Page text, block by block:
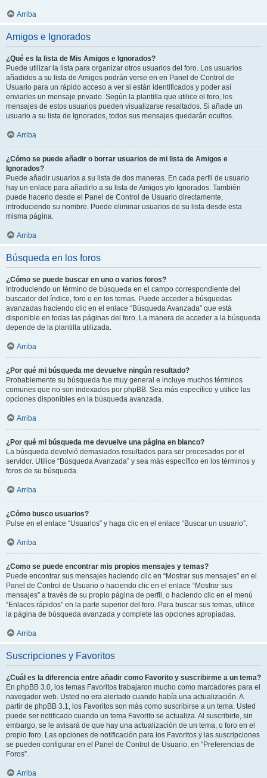
Arriba
Amigos e Ignorados
¿Qué es la lista de Mis Amigos e Ignorados?
Puede utilizar la lista para organizar otros usuarios del foro. Los usuarios
añadidos a su lista de Amigos podrán verse en en Panel de Control de
Usuario para un rápido acceso a ver si están identificados y poder así
enviarles un mensaje privado. Según la plantilla que utilice el foro, los
mensajes de estos usuarios pueden visualizarse resaltados. Si añade un
usuario a su lista de Ignorados, todos sus mensajes quedarán ocultos.
Arriba
¿Cómo se puede añadir o borrar usuarios de mi lista de Amigos e
Ignorados?
Puede añadir usuarios a su lista de dos maneras. En cada perfil de usuario
hay un enlace para añadirlo a su lista de Amigos y/o Ignorados. También
puede hacerlo desde el Panel de Control de Usuario directamente,
introduciendo su nombre. Puede eliminar usuarios de su lista desde esta
misma página.
Arriba
Búsqueda en los foros
¿Cómo se puede buscar en uno o varios foros?
Introduciendo un término de búsqueda en el campo correspondiente del
buscador del índice, foro o en los temas. Puede acceder a búsquedas
avanzadas haciendo clic en el enlace “Búsqueda Avanzada” que está
disponible en todas las páginas del foro. La manera de acceder a la búsqueda
depende de la plantilla utilizada.
Arriba
¿Por qué mi búsqueda me devuelve ningún resultado?
Probablemente su búsqueda fue muy general e incluye muchos términos
comunes que no son indexados por phpBB. Sea más específico y utilice las
opciones disponibles en la búsqueda avanzada.
Arriba
¿Por qué mi búsqueda me devuelve una página en blanco?
La búsqueda devolvió demasiados resultados para ser procesados por el
servidor. Utilice “Búsqueda Avanzada” y sea más específico en los términos y
foros de su búsqueda.
Arriba
¿Cómo busco usuarios?
Pulse en el enlace “Usuarios” y haga clic en el enlace “Buscar un usuario”.
Arriba
¿Como se puede encontrar mis propios mensajes y temas?
Puede encontrar sus mensajes haciendo clic en “Mostrar sus mensajes” en el
Panel de Control de Usuario o haciendo clic en el enlace “Mostrar sus
mensajes” a través de su propio página de perfil, o haciendo clic en el menú
“Enlaces rápidos” en la parte superior del foro. Para buscar sus temas, utilice
la página de búsqueda avanzada y complete las opciones apropiadas.
Arriba
Suscripciones y Favoritos
¿Cuál es la diferencia entre añadir como Favorito y suscribirme a un tema?
En phpBB 3.0, los temas Favoritos trabajaron mucho como marcadores para el
navegador web. Usted no era alertado cuando había una actualización. A
partir de phpBB 3.1, los Favoritos son más como suscribirse a un tema. Usted
puede ser notificado cuando un tema Favorito se actualiza. Al suscribirte, sin
embargo, se le avisará de que hay una actualización de un tema, o foro en el
propio foro. Las opciones de notificación para los Favoritos y las suscripciones
se pueden configurar en el Panel de Control de Usuario, en “Preferencias de
Foros”.
Arriba